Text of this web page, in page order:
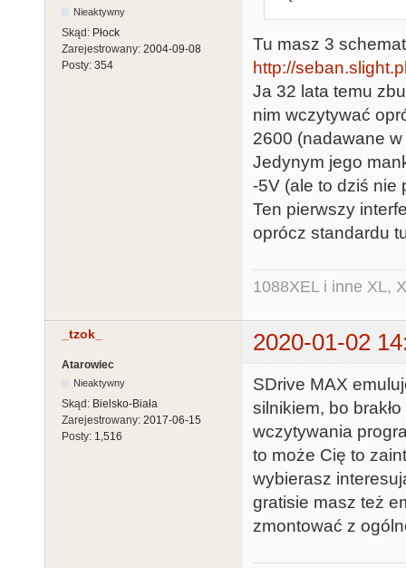
Nieaktywny
Skąd: Płock
Zarejestrowany: 2004-09-08
Posty: 354
Tu masz 3
http://
Ja 32 lata temu
nim wczytywać
2600 (nadawane
Jedynym jego
-5V (ale to dziś
Ten pierwszy
oprócz standardu
1088XEL i inne XL,
_tzok_ 2020-01-02
Atarowiec
Nieaktywny
Skąd: Bielsko-Biała
Zarejestrowany: 2017-06-15
Posty: 1,516
SDrive MAX
silnikiem, bo
wczytywania
to może Cię to
wybierasz
gratisie masz też
zmontować z